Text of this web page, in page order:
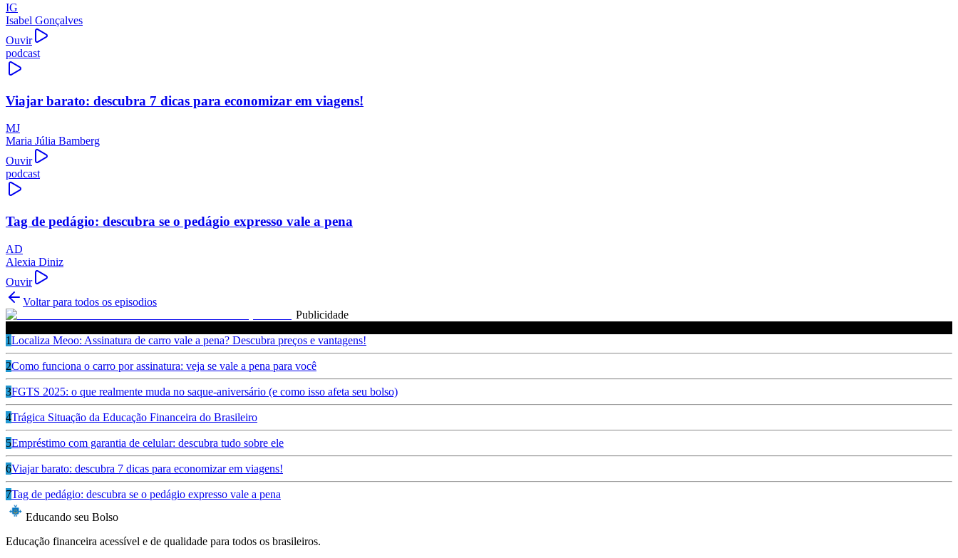
IG
Isabel Gonçalves
Ouvir
podcast
Viajar barato: descubra 7 dicas para economizar em viagens!
MJ
Maria Júlia Bamberg
Ouvir
podcast
Tag de pedágio: descubra se o pedágio expresso vale a pena
AD
Alexia Diniz
Ouvir
Voltar para todos os episodios
Publicidade
1Localiza Meoo: Assinatura de carro vale a pena? Descubra preços e vantagens!
2Como funciona o carro por assinatura: veja se vale a pena para você
3FGTS 2025: o que realmente muda no saque-aniversário (e como isso afeta seu bolso)
4Trágica Situação da Educação Financeira do Brasileiro
5Empréstimo com garantia de celular: descubra tudo sobre ele
6Viajar barato: descubra 7 dicas para economizar em viagens!
7Tag de pedágio: descubra se o pedágio expresso vale a pena
Educando seu Bolso
Educação financeira acessível e de qualidade para todos os brasileiros.